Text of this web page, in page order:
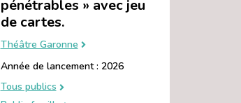
pénétrables » avec jeu
de cartes.
Théâtre Garonne
Année de lancement : 2026
Tous publics